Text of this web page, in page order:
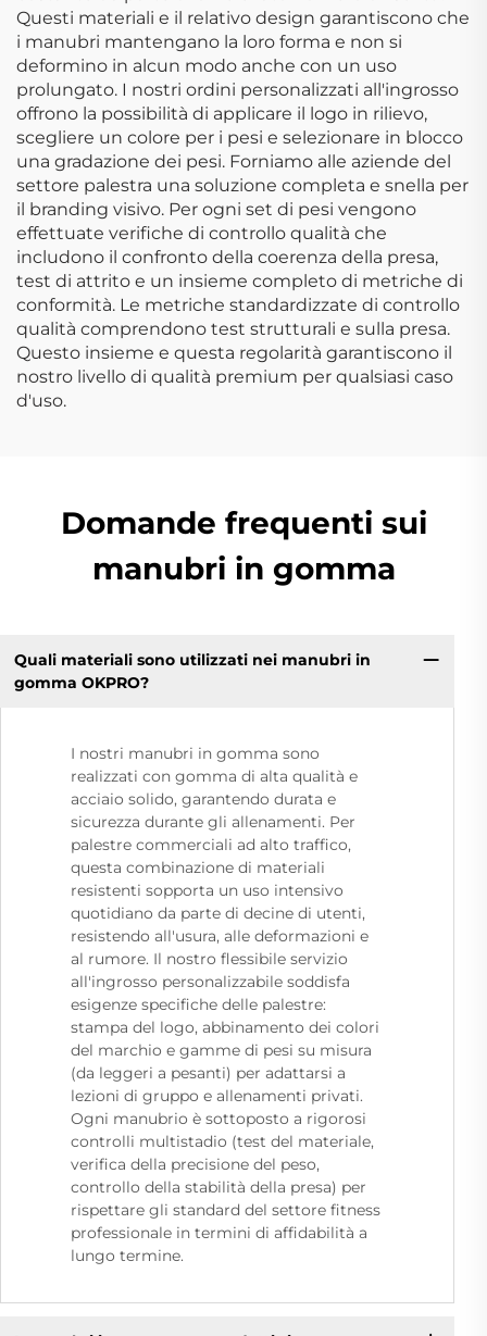
Questi materiali e il relativo design garantiscono che
i manubri mantengano la loro forma e non si
deformino in alcun modo anche con un uso
prolungato. I nostri ordini personalizzati all'ingrosso
offrono la possibilità di applicare il logo in rilievo,
scegliere un colore per i pesi e selezionare in blocco
una gradazione dei pesi. Forniamo alle aziende del
settore palestra una soluzione completa e snella per
il branding visivo. Per ogni set di pesi vengono
effettuate verifiche di controllo qualità che
includono il confronto della coerenza della presa,
test di attrito e un insieme completo di metriche di
conformità. Le metriche standardizzate di controllo
qualità comprendono test strutturali e sulla presa.
Questo insieme e questa regolarità garantiscono il
nostro livello di qualità premium per qualsiasi caso
d'uso.
Domande frequenti sui
manubri in gomma
Quali materiali sono utilizzati nei manubri in
gomma OKPRO?
I nostri manubri in gomma sono
realizzati con gomma di alta qualità e
acciaio solido, garantendo durata e
sicurezza durante gli allenamenti. Per
palestre commerciali ad alto traffico,
questa combinazione di materiali
resistenti sopporta un uso intensivo
quotidiano da parte di decine di utenti,
resistendo all'usura, alle deformazioni e
al rumore. Il nostro flessibile servizio
all'ingrosso personalizzabile soddisfa
esigenze specifiche delle palestre:
stampa del logo, abbinamento dei colori
del marchio e gamme di pesi su misura
(da leggeri a pesanti) per adattarsi a
lezioni di gruppo e allenamenti privati.
Ogni manubrio è sottoposto a rigorosi
controlli multistadio (test del materiale,
verifica della precisione del peso,
controllo della stabilità della presa) per
rispettare gli standard del settore fitness
professionale in termini di affidabilità a
lungo termine.